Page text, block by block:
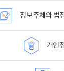
정보주체와 법
개인